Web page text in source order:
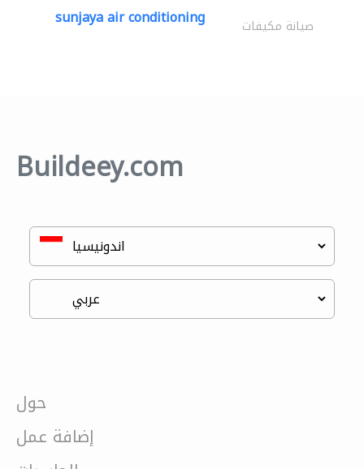
sunjaya air conditioning صيانة مكيفات
Buildeey.com
حول
إضافة عمل